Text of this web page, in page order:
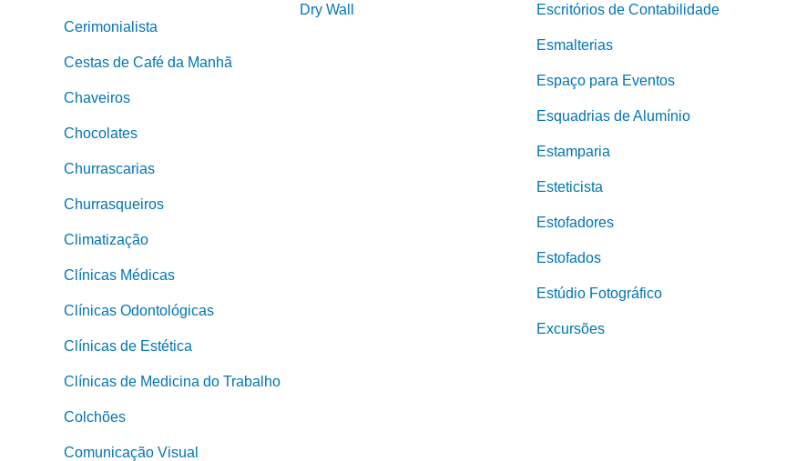
Cerimonialista
Cestas de Café da Manhã
Chaveiros
Chocolates
Churrascarias
Churrasqueiros
Climatização
Clínicas Médicas
Clínicas Odontológicas
Clínicas de Estética
Clínicas de Medicina do Trabalho
Colchões
Comunicação Visual
Dry Wall Escritórios de Contabilidade
Esmalterias
Espaço para Eventos
Esquadrias de Alumínio
Estamparia
Esteticista
Estofadores
Estofados
Estúdio Fotográfico
Excursões